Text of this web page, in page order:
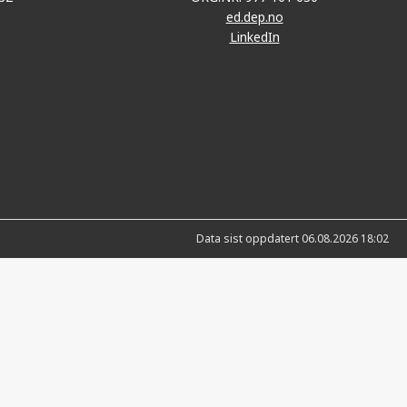
ed.dep.no
LinkedIn
Data sist oppdatert 06.08.2026 18:02